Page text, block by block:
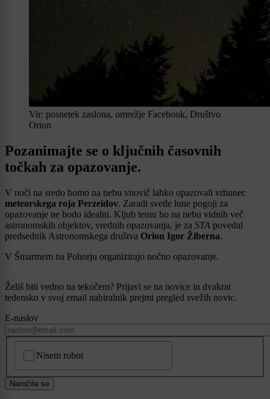
Vir: posnetek zaslona, omrežje Facebook, Društvo
Orion
Pozanimajte se o ključnih časovnih
točkah za opazovanje.
V noči na sredo bomo na nebu vnovič lahko opazovali vrhunec
meteorskega roja Perzeidov. Zaradi svetle lune pogoji za
opazovanje ne bodo idealni. Kljub temu bo na nebu vidnih več
astronomskih objektov, vrednih opazovanja, je za STA povedal
predsednik Astronomskega društva Orion Igor Žiberna.
V Šmartnem na Pohorju organizirajo nočno opazovanje.
Želiš biti vedno na tekočem? Prijavi se na novice in dvakrat
tedensko v svoj email nabiralnik prejmi pregled svežih novic.
E-naslov
Nisem robot
Naročite se